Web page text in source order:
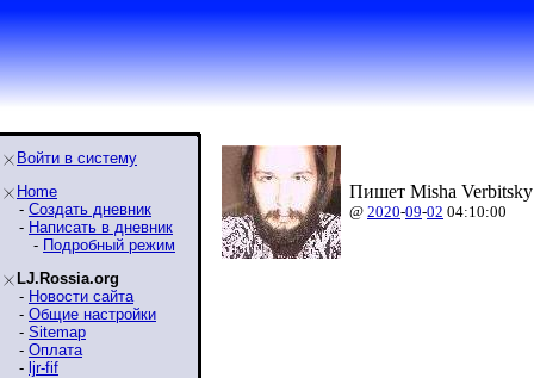
Войти в систему
Home
- Создать дневник
- Написать в дневник
- Подробный режим
LJ.Rossia.org
- Новости сайта
- Общие настройки
- Sitemap
- Оплата
- ljr-fif
Пишет Misha
@ 2020-09-02 04:10:00